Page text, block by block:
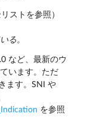
ストを参照）
る。
など、最新のウ
います。ただ
ます。SNI や
を参照